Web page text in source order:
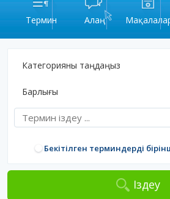
Термин Алаң
Категорияны таңдаңыз
Барлығы
Бекітілген терминдерді
Іздеу